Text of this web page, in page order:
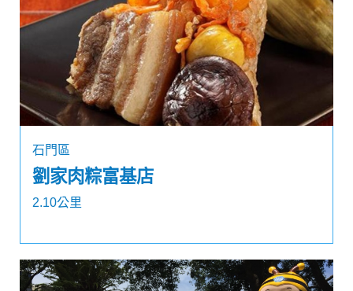
石門區
劉家肉粽富基店
2.10公里